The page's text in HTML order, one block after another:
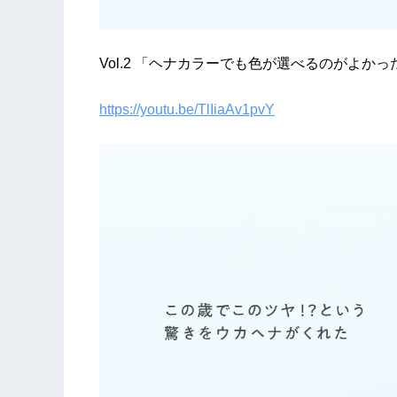
Vol.2 「ヘナカラーでも色が選べるのがよかっ
https://youtu.be/TlIiaAv1pvY